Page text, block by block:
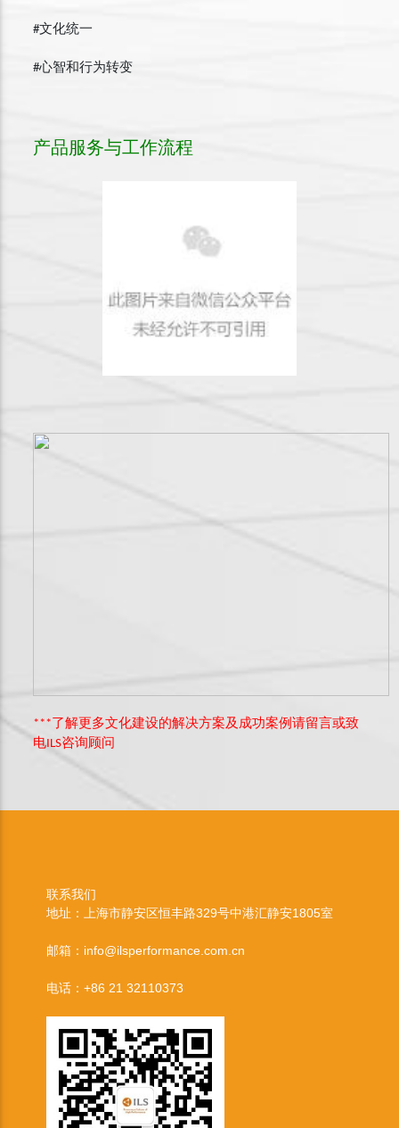
#文化统一
#心智和行为转变
产品服务与工作流程
***了解更多文化建设的解决方案及成功案例请留言或致
电ILS咨询顾问
联系我们
地址：上海市静安区恒丰路329号中港汇静安1805室
邮箱：info@ilsperformance.com.cn
电话：+86 21 32110373